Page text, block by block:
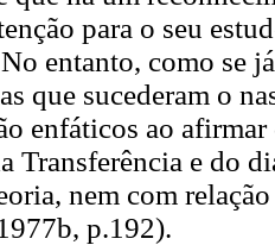
para o seu
entanto, como se
que sucederam o
enfáticos ao
Transferência e do
nem com
p.192).